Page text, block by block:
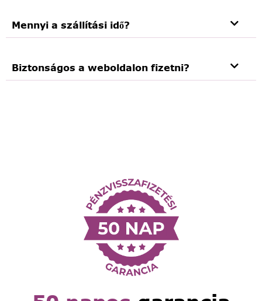
Mennyi a szállítási idő?
Biztonságos a weboldalon fizetni?